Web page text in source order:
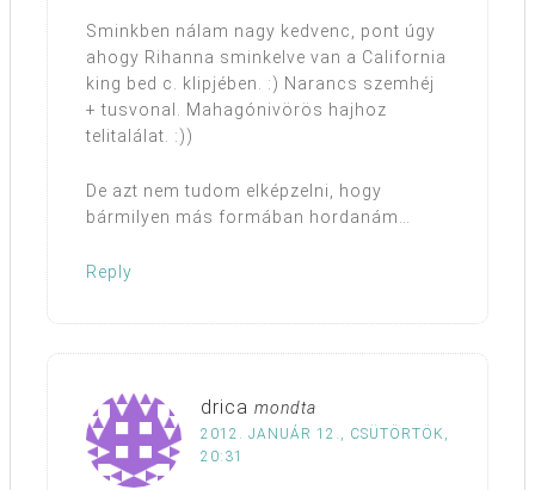
Sminkben nálam nagy kedvenc, pont úgy
ahogy Rihanna sminkelve van a California
king bed c. klipjében. :) Narancs szemhéj
+ tusvonal. Mahagónivörös hajhoz
telitalálat. :))
De azt nem tudom elképzelni, hogy
bármilyen más formában hordanám…
Reply
drica mondta
2012. JANUÁR 12., CSÜTÖRTÖK,
20:31